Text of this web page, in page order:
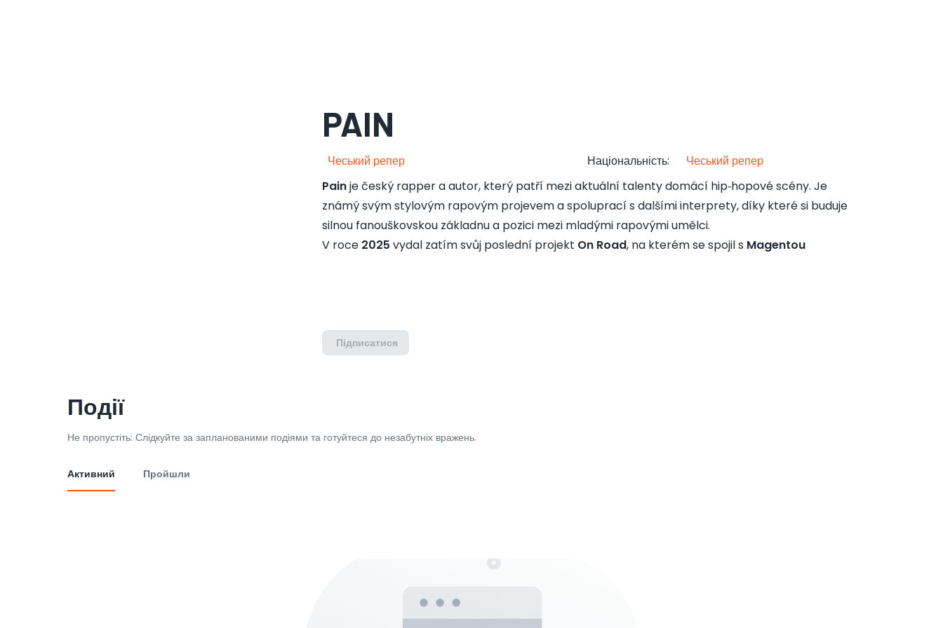
PAIN
Чеський репер Національність:
Чеський репер
Painje český rapper a autor, který patří mezi aktuální talenty domácí hip‑hopové scény. Je
známý svým stylovým rapovým projevem a spoluprací s dalšími interprety, díky které si buduje
silnou fanouškovskou základnu a pozici mezi mladými rapovými umělci.
V roce2025 vydal zatím svůj poslední projekt On Road, na kterém se spojil s Magentou
Підписатися
Події
Не пропустіть: Слідкуйте за запланованими подіями та готуйтеся до незабутніх вражень.
Активний Пройшли